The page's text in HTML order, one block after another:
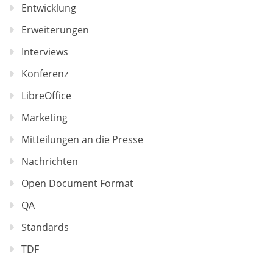
Entwicklung
Erweiterungen
Interviews
Konferenz
LibreOffice
Marketing
Mitteilungen an die Presse
Nachrichten
Open Document Format
QA
Standards
TDF